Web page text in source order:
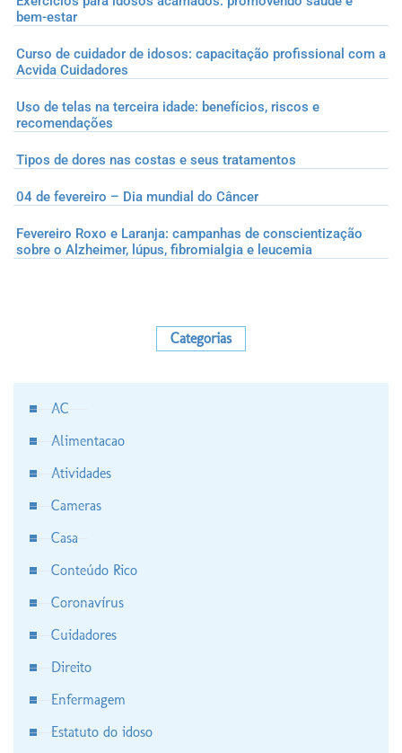
bem-estar
Curso de cuidador de idosos: capacitação profissional com a
Acvida Cuidadores
Uso de telas na terceira idade: benefícios, riscos e
recomendações
Tipos de dores nas costas e seus tratamentos
04 de fevereiro – Dia mundial do Câncer
Fevereiro Roxo e Laranja: campanhas de conscientização
sobre o Alzheimer, lúpus, fibromialgia e leucemia
Categorias
AC
Alimentacao
Atividades
Cameras
Casa
Conteúdo Rico
Coronavírus
Cuidadores
Direito
Enfermagem
Estatuto do idoso